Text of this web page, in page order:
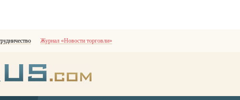
Журнал «Новости торговли»